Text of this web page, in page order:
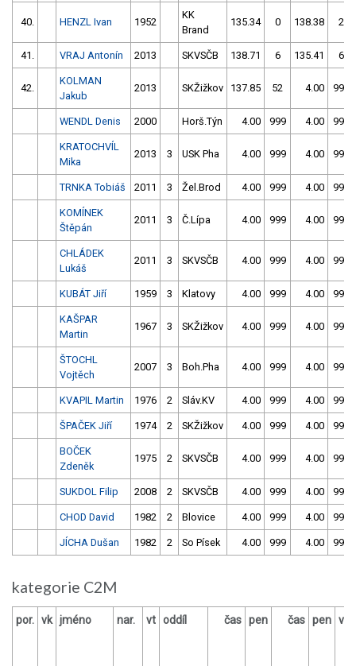
40. HENZL Ivan 1952
KK
Brand
135.34 0 138.38 2
41. VRAJ Antonín 2013 SKVSČB 138.71 6 135.41 6
42.
KOLMAN
Jakub
2013 SKŽižkov 137.85 52 4.00 999
WENDL Denis 2000 Horš.Týn 4.00 999 4.00 999
KRATOCHVÍL
Mika
2013 3 USK Pha 4.00 999 4.00 999
TRNKA Tobiáš 2011 3 Žel.Brod 4.00 999 4.00 999
KOMÍNEK
Štěpán
2011 3 Č.Lípa 4.00 999 4.00 999
CHLÁDEK
Lukáš
2011 3 SKVSČB 4.00 999 4.00 999
KUBÁT Jiří 1959 3 Klatovy 4.00 999 4.00 999
KAŠPAR
Martin
1967 3 SKŽižkov 4.00 999 4.00 999
ŠTOCHL
Vojtěch
2007 3 Boh.Pha 4.00 999 4.00 999
KVAPIL Martin 1976 2 Sláv.KV 4.00 999 4.00 999
ŠPAČEK Jiří 1974 2 SKŽižkov 4.00 999 4.00 999
BOČEK
Zdeněk
1975 2 SKVSČB 4.00 999 4.00 999
SUKDOL Filip 2008 2 SKVSČB 4.00 999 4.00 999
CHOD David 1982 2 Blovice 4.00 999 4.00 999
JÍCHA Dušan 1982 2 So Písek 4.00 999 4.00 999
kategorie C2M
por. vk jméno nar. vt oddíl čas pen čas pen